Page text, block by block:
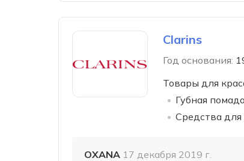
Clarins
Год основания:
Товары для
Губная
Средства
OXANA 17 декабря 2019 г.